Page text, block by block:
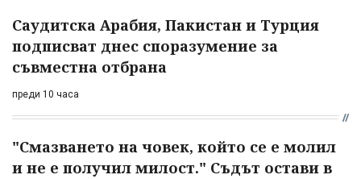
Саудитска Арабия, Пакистан и Турция
подписват днес споразумение за
съвместна отбрана
преди 10 часа
"Смазването на човек, който се е молил
и не е получил милост." Съдът остави в